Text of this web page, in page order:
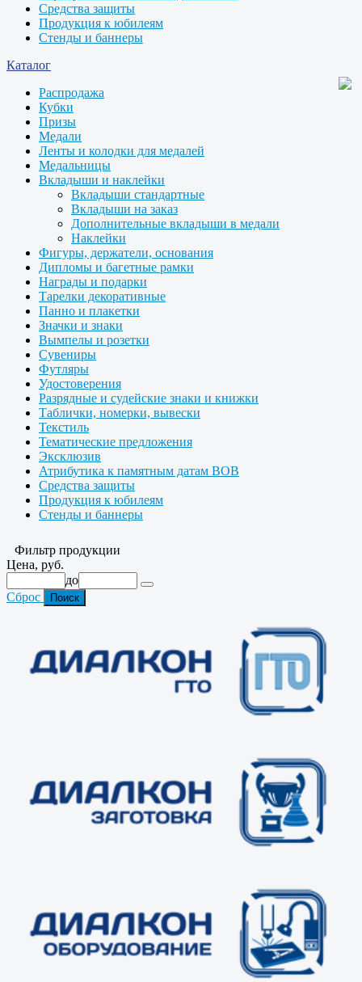
Средства защиты
Продукция к юбилеям
Стенды и баннеры
Каталог
Распродажа
Кубки
Призы
Медали
Ленты и колодки для медалей
Медальницы
Вкладыши и наклейки
Вкладыши стандартные
Вкладыши на заказ
Дополнительные вкладыши в медали
Наклейки
Фигуры, держатели, основания
Дипломы и багетные рамки
Награды и подарки
Тарелки декоративные
Панно и плакетки
Значки и знаки
Вымпелы и розетки
Сувениры
Футляры
Удостоверения
Разрядные и судейские знаки и книжки
Таблички, номерки, вывески
Текстиль
Тематические предложения
Эксклюзив
Атрибутика к памятным датам ВОВ
Средства защиты
Продукция к юбилеям
Стенды и баннеры
Фильтр продукции
Цена, руб.
до
Сброс